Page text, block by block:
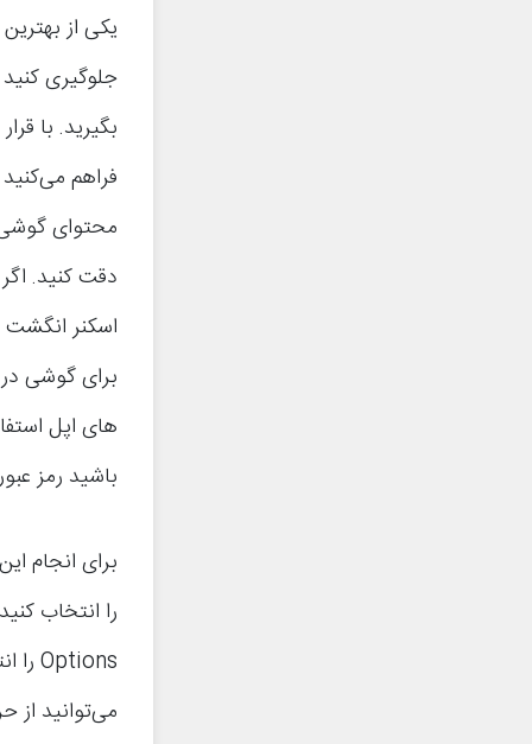
یکی از
جلوگیری
بگیرید. با
فراهم
محتوای
دقت کنید.
برای گوشی
باشید رمز
می‌توانید از